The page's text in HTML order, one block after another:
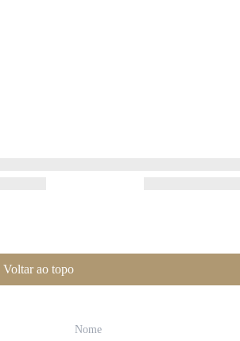
Voltar ao topo